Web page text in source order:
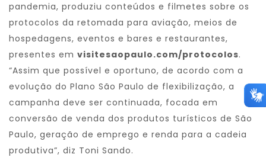
pandemia, produziu conteúdos e filmetes sobre os
protocolos da retomada para aviação, meios de
hospedagens, eventos e bares e restaurantes,
presentes em visitesaopaulo.com/protocolos.
“Assim que possível e oportuno, de acordo com a
evolução do Plano São Paulo de flexibilização, a
campanha deve ser continuada, focada em
conversão de venda dos produtos turísticos de São
Paulo, geração de emprego e renda para a cadeia
produtiva”, diz Toni Sando.